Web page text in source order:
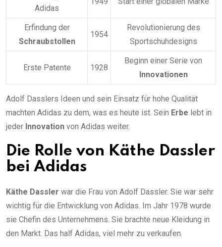
Adidas
Erfindung der
Schraubstollen
1954
Revolutionierung des
Sportschuhdesigns
Erste Patente 1928
Beginn einer Serie von
Innovationen
Adolf Dasslers Ideen und sein Einsatz für hohe Qualität
machten Adidas zu dem, was es heute ist. Sein Erbe lebt in
jeder Innovation von Adidas weiter.
Die Rolle von Käthe Dassler
bei Adidas
Käthe Dassler war die Frau von Adolf Dassler. Sie war sehr
wichtig für die Entwicklung von Adidas. Im Jahr 1978 wurde
sie Chefin des Unternehmens. Sie brachte neue Kleidung in
den Markt. Das half Adidas, viel mehr zu verkaufen.